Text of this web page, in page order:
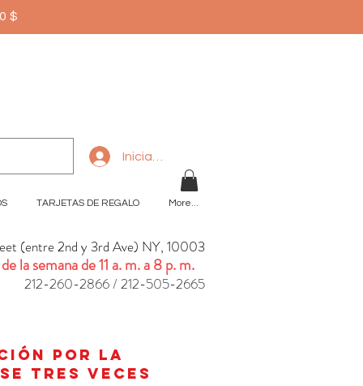
Iniciar sesión
(entre 2nd y 3rd Ave) NY, 10003
la semana de 11 a. m. a 8 p. m.
212-260-2866 / 212-505-2665
TARJETAS DE REGALO More...
por la
tres veces